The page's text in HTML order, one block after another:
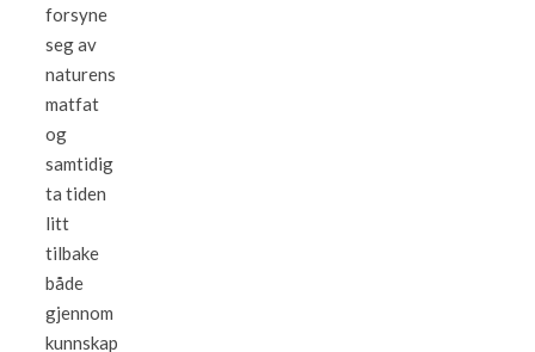
forsyne
seg av
naturens
matfat
og
samtidig
ta tiden
litt
tilbake
både
gjennom
kunnskap